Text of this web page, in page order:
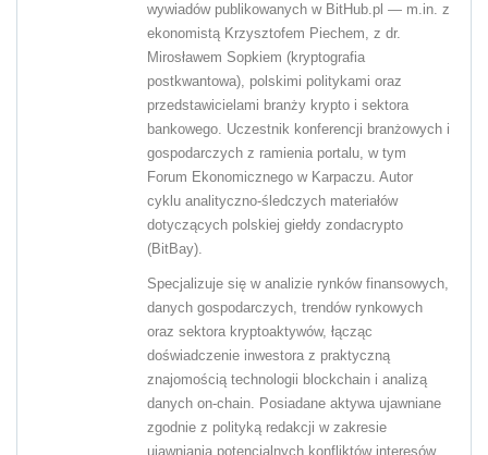
wywiadów publikowanych w BitHub.pl — m.in. z
ekonomistą Krzysztofem Piechem, z dr.
Mirosławem Sopkiem (kryptografia
postkwantowa), polskimi politykami oraz
przedstawicielami branży krypto i sektora
bankowego. Uczestnik konferencji branżowych i
gospodarczych z ramienia portalu, w tym
Forum Ekonomicznego w Karpaczu. Autor
cyklu analityczno-śledczych materiałów
dotyczących polskiej giełdy zondacrypto
(BitBay).
Specjalizuje się w analizie rynków finansowych,
danych gospodarczych, trendów rynkowych
oraz sektora kryptoaktywów, łącząc
doświadczenie inwestora z praktyczną
znajomością technologii blockchain i analizą
danych on-chain. Posiadane aktywa ujawniane
zgodnie z polityką redakcji w zakresie
ujawniania potencjalnych konfliktów interesów.